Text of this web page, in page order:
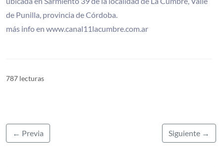
de Punilla, provincia de Córdoba.
más info en www.canal11lacumbre.com.ar
787 lecturas
← Previa Siguiente →